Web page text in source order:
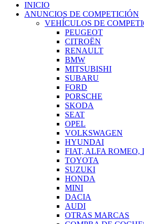
INICIO
ANUNCIOS DE COMPETICIÓN
VEHÍCULOS DE
PEUGEOT
CITROËN
RENAULT
BMW
MITSUBISHI
SUBARU
FORD
PORSCHE
SKODA
SEAT
OPEL
VOLKSWAGEN
HYUNDAI
FIAT, ALFA ROMEO,
TOYOTA
SUZUKI
HONDA
MINI
DACIA
AUDI
OTRAS MARCAS